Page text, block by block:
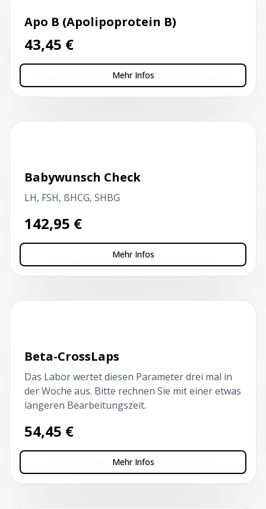
Apo B (Apolipoprotein B)
43,45 €
Mehr Infos
Babywunsch Check
LH, FSH, ßHCG, SHBG
142,95 €
Mehr Infos
Beta-CrossLaps
Das Labor wertet diesen Parameter drei mal in
der Woche aus. Bitte rechnen Sie mit einer etwas
längeren Bearbeitungszeit.
54,45 €
Mehr Infos